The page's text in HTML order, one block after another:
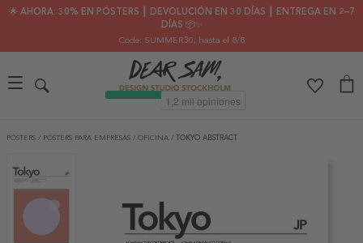
🌟 AHORA: 30% EN PÓSTERS ┃ DEVOLUCIÓN EN 30 DÍAS ┃ ENTREGA EN 2–7
DÍAS 📦✨
Code: SUMMER30, hasta el 8/8
PÓSTERS / PÓSTERS PARA EMPRESAS / OFICINA / TOKYO ABSTRACT